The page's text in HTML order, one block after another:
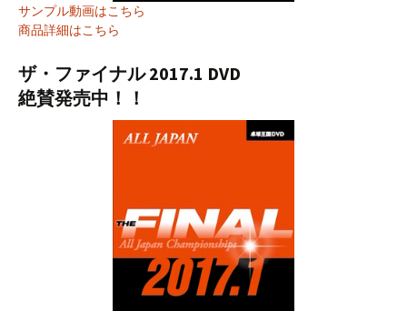
サンプル動画はこちら
商品詳細はこちら
ザ・ファイナル 2017.1 DVD
絶賛発売中！！